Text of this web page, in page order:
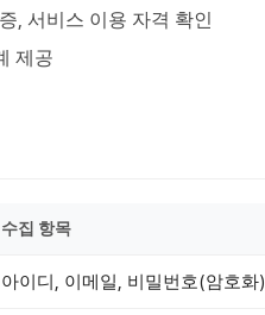
, 서비스 이용 자격 확인
제공
수집 항목
아이디, 이메일, 비밀번호(암호화)